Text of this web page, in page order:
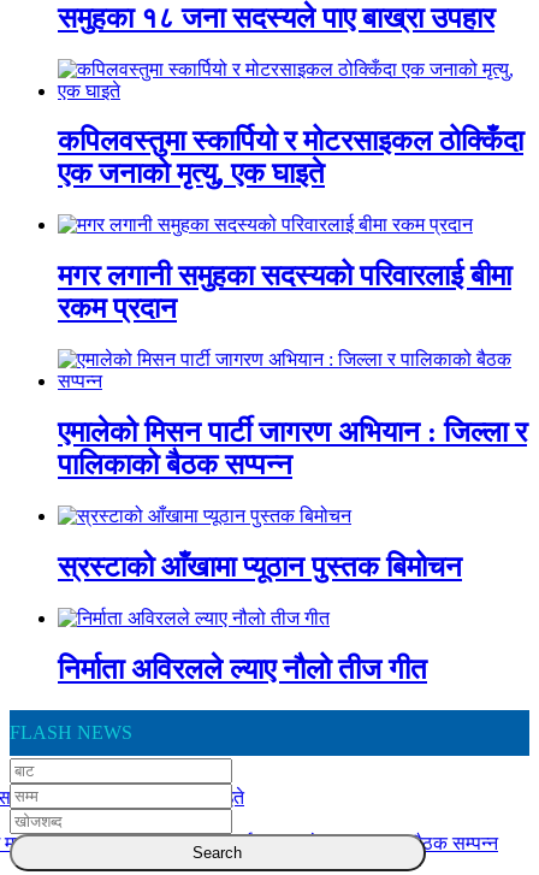
समुहका १८ जना सदस्यले पाए बाख्रा उपहार
कपिलवस्तुमा स्कार्पियो र मोटरसाइकल ठोक्किँदा
एक जनाको मृत्यु, एक घाइते
मगर लगानी समुहका सदस्यको परिवारलाई बीमा
रकम प्रदान
एमालेको मिसन पार्टी जागरण अभियान : जिल्ला र
पालिकाको बैठक सप्पन्न
स्रस्टाको आँखामा प्यूठान पुस्तक बिमोचन
निर्माता अविरलले ल्याए नौलो तीज गीत
FLASH NEWS
दुर्घटना : एकको मृत्यु, ६ जना घाइते
कार्यालय बिच योजना कार्यान्वयन बारे समन्वयात्मक बैठक सम्पन्न